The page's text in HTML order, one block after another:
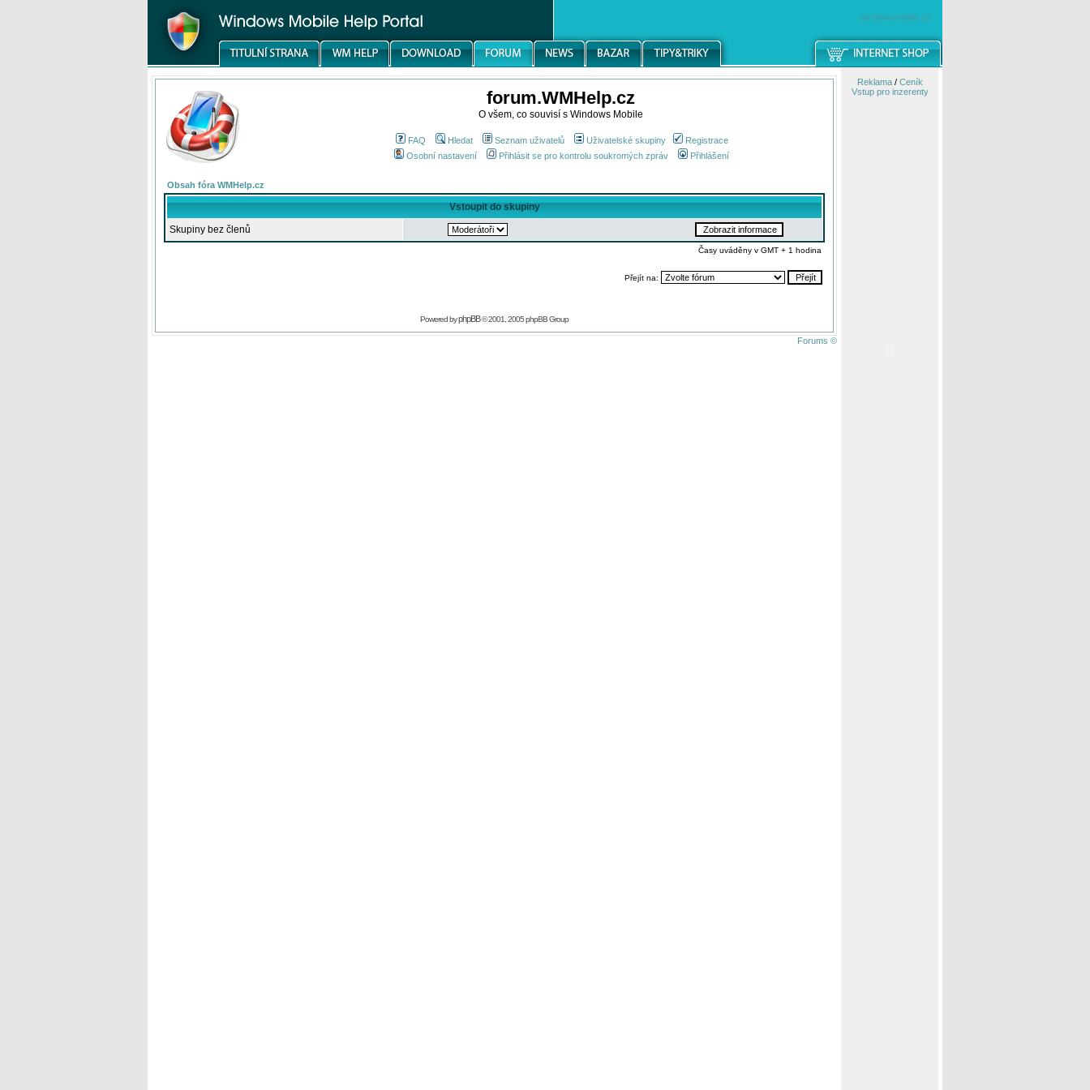
windowsmobile.cz
forum.WMHelp.cz
O všem, co souvisí s Windows Mobile
FAQ Hledat Seznam uživatelů Uživatelské skupiny
Registrace
Osobní nastavení
Přihlásit se pro kontrolu soukromých zpráv Přihlášení
Obsah fóra WMHelp.cz
Vstoupit do skupiny
Skupiny bez členů
Časy uváděny v GMT + 1 hodina
Přejít na:
Powered byphpBB© 2001, 2005 phpBB Group
Forums ©
Reklama/ Ceník
Vstup pro inzerenty